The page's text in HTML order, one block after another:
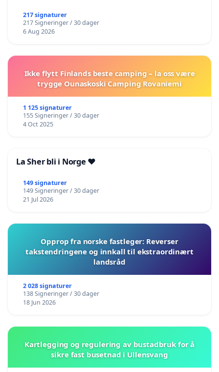
217 signaturer
217 Signeringer / 30 dager
6 Aug 2026
Ikke flytt Finlands beste camping – la oss være
trygge Ounaskoski Camping Rovaniemi
1 125 signaturer
155 Signeringer / 30 dager
4 Oct 2025
La Sher bli i Norge ❤️
149 signaturer
149 Signeringer / 30 dager
21 Jul 2026
Opprop fra norske fastleger: Reverser
takstendringene og innkall til ekstraordinært
landsråd
2 028 signaturer
138 Signeringer / 30 dager
18 Jun 2026
Kartlegging og regulering av bustadbruk for å
sikre fast busetnad i Ullensvang